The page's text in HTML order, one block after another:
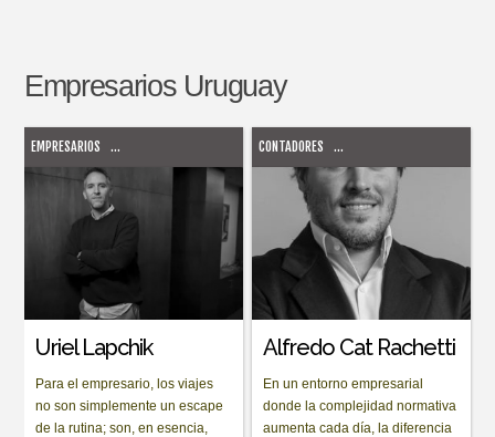
EmpresariosUruguay
EMPRESARIOS ...
Uriel Lapchik
Para el empresario, los viajes
no son simplemente un escape
de la rutina; son, en esencia,
CONTADORES ...
Alfredo Cat Rachetti
En un entorno empresarial
donde la complejidad normativa
aumenta cada día, la diferencia